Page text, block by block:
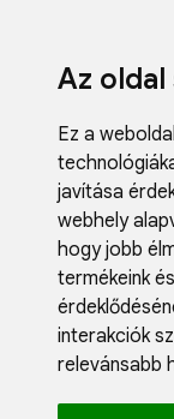
Az
Ez a
javítása
webhely
hogy jobb
termékeink
interakciók
relevánsabb